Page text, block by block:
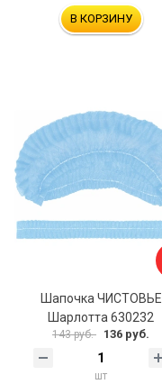
В КОРЗИНУ
Шапочка ЧИСТОВЬЕ
Шарлотта 630232
143 руб. 136 руб.
шт